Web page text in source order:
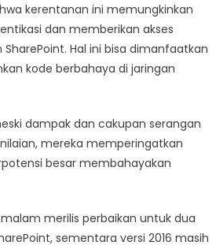
kerentanan ini memungkinkan
dan memberikan akses
Hal ini bisa dimanfaatkan
kode berbahaya di jaringan
dampak dan cakupan serangan
mereka memperingatkan
besar membahayakan
merilis perbaikan untuk dua
sementara versi 2016 masih